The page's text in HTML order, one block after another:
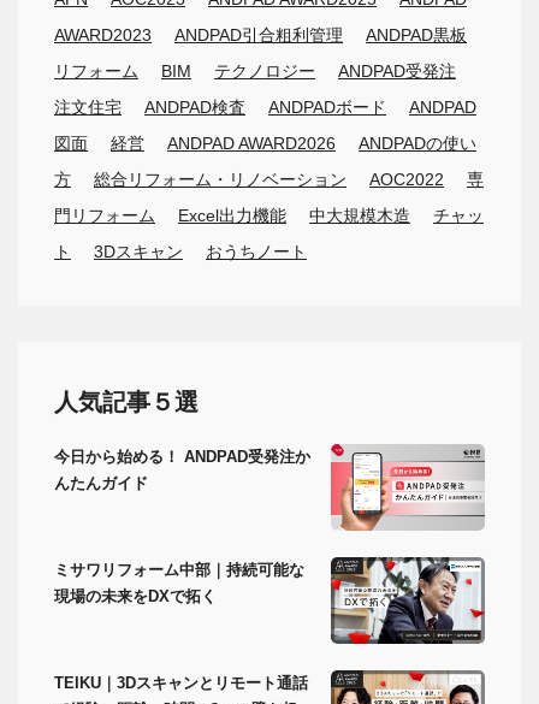
AWARD2023
ANDPAD引合粗利管理
ANDPAD黒板
リフォーム
BIM テクノロジー
ANDPAD受発注
注文住宅
ANDPAD検査 ANDPADボード
ANDPAD
図面
経営 ANDPAD AWARD2026
ANDPADの使い
方
総合リフォーム・リノベーション AOC2022
専
門リフォーム
Excel出力機能 中大規模木造
チャッ
ト
3Dスキャン おうちノート
人気記事５選
今日から始める！ ANDPAD受発注か
んたんガイド
ミサワリフォーム中部｜持続可能な
現場の未来をDXで拓く
TEIKU｜3Dスキャンとリモート通話